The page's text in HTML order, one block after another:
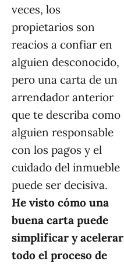
veces, los
propietarios son
reacios a confiar en
alguien desconocido,
pero una carta de un
arrendador anterior
que te describa como
alguien responsable
con los pagos y el
cuidado del inmueble
puede ser decisiva.
He visto cómo una
buena carta puede
simplificar y acelerar
todo el proceso de